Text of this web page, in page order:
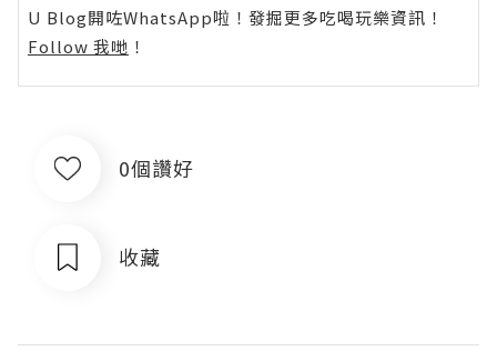
U Blog開咗WhatsApp啦！發掘更多吃喝玩樂資訊！
Follow 我哋 ！
0個讚好
收藏